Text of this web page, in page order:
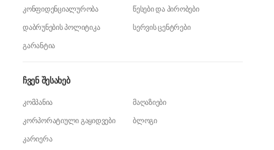
ჩვენ შესახებ
კომპანია
მაღაზიები
კორპორატიული გაყიდვები
ბლოგი
კარიერა
კონფიდენციალურობა
წესები და პირობები
დაბრუნების პოლიტიკა
სერვის ცენტრები
გარანტია